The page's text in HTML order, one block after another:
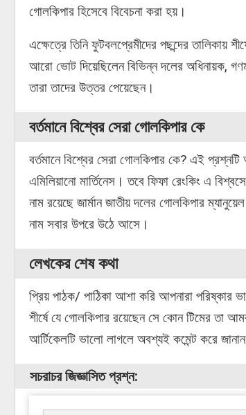
গোলকিপার হিসেবে বিবেচনা করা হয়।
এক্ষেত্রে তিনি ফুটবলপ্রেমীদের পছন্দের তালিকায়
আরো ভোট দিয়েছিলেন বিভিন্ন দলের অধিনায়ক,
তারা তাদের উত্তর পেয়েছেন।
বর্তমানে বিশ্বের সেরা গোলকিপার কে
বর্তমানে বিশ্বের সেরা গোলকিপার কে? এই
এমিলিয়ানো মার্তিনেস। তবে ফিফা রেংকিং এ
নাম রয়েছে জার্মান জাতীয় দলের গোলকিপার
নাম সবার উপরে উঠে আসে।
লেখকের শেষ কথা
প্রিয় পাঠক/ পাঠিকা আশা করি আপনারা পরিষ্কার
শীর্ষে যে গোলকিপার রয়েছেন সে কোন টিমের তা
আর্টিকেলটি ভালো লাগলে অবশ্যই কমেন্ট করে
সচরাচর জিজ্ঞাসিত প্রশ্ন: